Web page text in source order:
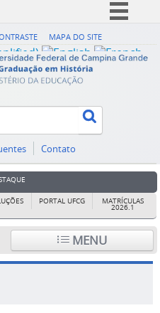
Simplifique!
Comunica BR
Participe
Legislação
Canais
MAPA DO SITE
Contato
PORTAL UFCG MATRÍCULAS
2026.1
MENU